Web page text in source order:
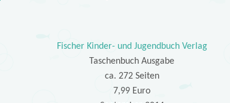
Fischer Kinder- und Jugendbuch Verlag
Taschenbuch Ausgabe
ca. 272 Seiten
7,99 Euro